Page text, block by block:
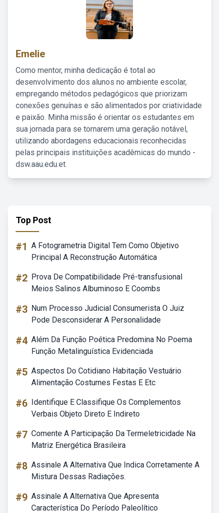
Emelie
Como mentor, minha dedicação é total ao
desenvolvimento dos alunos no ambiente escolar,
empregando métodos pedagógicos que priorizam
conexões genuínas e são alimentados por criatividade
e paixão. Minha missão é orientar os estudantes em
sua jornada para se tornarem uma geração notável,
utilizando abordagens educacionais reconhecidas
pelas principais instituições acadêmicas do mundo -
dsw.aau.edu.et.
Top Post
#1 A Fotogrametria Digital Tem Como Objetivo
Principal A Reconstrução Automática
#2 Prova De Compatibilidade Pré-transfusional
Meios Salinos Albuminoso E Coombs
#3 Num Processo Judicial Consumerista O Juiz
Pode Desconsiderar A Personalidade
#4 Além Da Função Poética Predomina No Poema
Função Metalinguística Evidenciada
#5 Aspectos Do Cotidiano Habitação Vestuário
Alimentação Costumes Festas E Etc
#6 Identifique E Classifique Os Complementos
Verbais Objeto Direto E Indireto
#7 Comente A Participação Da Termeletricidade Na
Matriz Energética Brasileira
#8 Assinale A Alternativa Que Indica Corretamente A
Mistura Dessas Radiações.
#9 Assinale A Alternativa Que Apresenta
Característica Do Período Paleolítico